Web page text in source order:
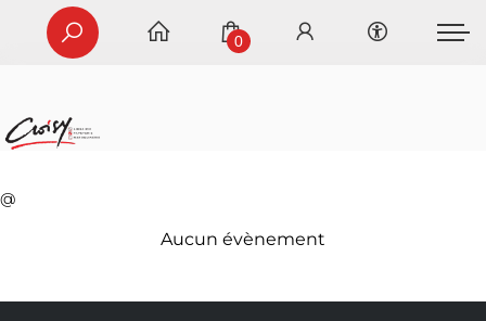
0
@
Aucun évènement